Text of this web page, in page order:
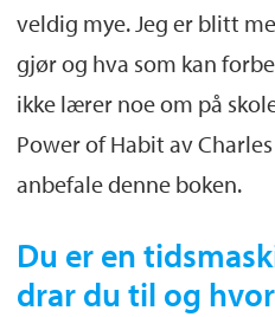
veldig mye. Jeg er blitt
gjør og hva som kan
ikke lærer noe om på
Power of Habit av
anbefale denne boken.
Du er en
drar du til og